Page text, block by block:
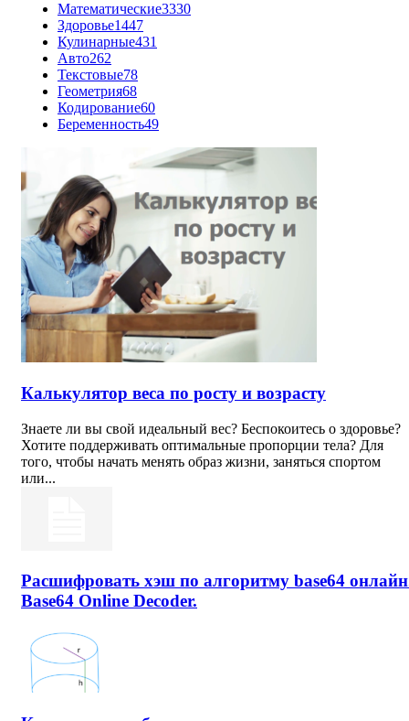
Математические3330
Здоровье1447
Кулинарные431
Авто262
Текстовые78
Геометрия68
Кодирование60
Беременность49
Калькулятор веса по росту и возрасту
Знаете ли вы свой идеальный вес? Беспокоитесь о здоровье?
Хотите поддерживать оптимальные пропорции тела? Для
того, чтобы начать менять образ жизни, заняться спортом
или...
Расшифровать хэш по алгоритму base64
Base64 Online Decoder.